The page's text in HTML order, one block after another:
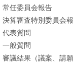
常任委員会報告
決算審査特別委員会
代表質問
一般質問
審議結果（議案、請願